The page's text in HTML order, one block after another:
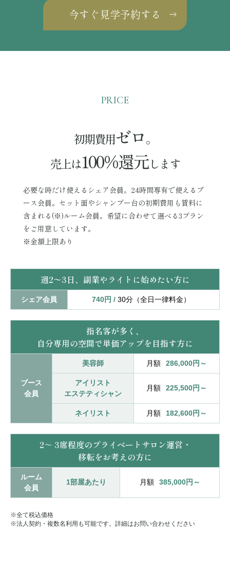
今すぐ見学予約する
PRICE
初期費用ゼロ。
売上は100%還元します
必要な時だけ使えるシェア会員。24時間専有で使えるブ
ース会員。セット面やシャンプー台の初期費用も賃料に
含まれる(※)ルーム会員。希望に合わせて選べる3プラン
をご用意しています。
※金額上限あり
週2〜3日、副業やライトに始めたい方に
シェア会員 740円 / 30分（全日一律料金）
指名客が多く、
自分専用の空間で単価アップを目指す方に
ブース
会員
美容師 月額 286,000円～
アイリスト
エステティシャン
月額 225,500円～
ネイリスト 月額 182,600円～
2～ 3席程度のプライベートサロン運営・
移転をお考えの方に
ルーム
会員
1部屋あたり 月額 385,000円～
※全て税込価格
※法人契約・複数名利用も可能です。詳細はお問い合わせください